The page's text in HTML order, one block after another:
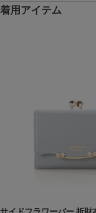
着用アイテム